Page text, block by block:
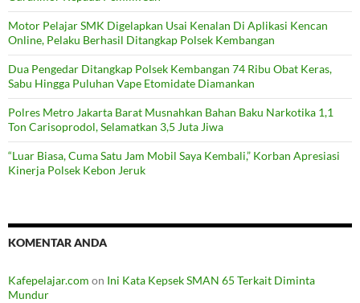
Motor Pelajar SMK Digelapkan Usai Kenalan Di Aplikasi Kencan
Online, Pelaku Berhasil Ditangkap Polsek Kembangan
Dua Pengedar Ditangkap Polsek Kembangan 74 Ribu Obat Keras,
Sabu Hingga Puluhan Vape Etomidate Diamankan
Polres Metro Jakarta Barat Musnahkan Bahan Baku Narkotika 1,1
Ton Carisoprodol, Selamatkan 3,5 Juta Jiwa
“Luar Biasa, Cuma Satu Jam Mobil Saya Kembali,” Korban Apresiasi
Kinerja Polsek Kebon Jeruk
KOMENTAR ANDA
Kafepelajar.com on Ini Kata Kepsek SMAN 65 Terkait Diminta
Mundur